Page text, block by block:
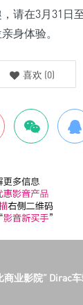
请在3月31日
身体验。
喜欢 (0)
商业影院” Dirac